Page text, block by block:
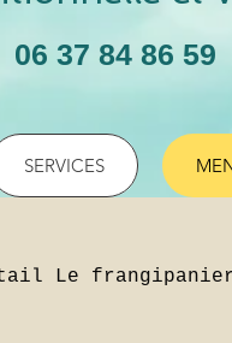
06 37 84 86 59
SERVICES
Le